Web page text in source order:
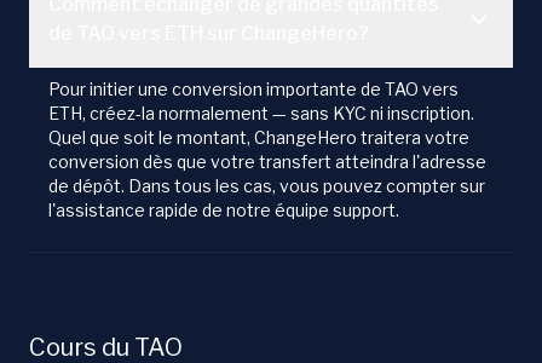
Pour initier une conversion importante de TAO vers
ETH, créez-la normalement — sans KYC ni inscription.
Quel que soit le montant, ChangeHero traitera votre
conversion dès que votre transfert atteindra l'adresse
de dépôt. Dans tous les cas, vous pouvez compter sur
l'assistance rapide de notre équipe support.
Cours du TAO